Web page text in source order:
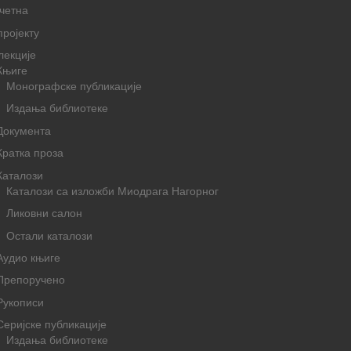
Монографске публикације
Издања библиотеке
проза
Каталози са изложби Миодрага Нагорног
Ликовни салон
Остали каталози
књиге
публикације
Издања библиотеке